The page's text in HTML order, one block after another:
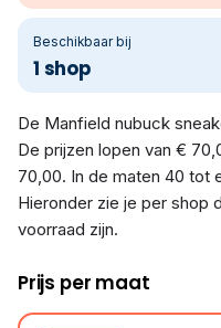
Beschikbaar bij
1 shop
De Manfield nubuck
De prijzen lopen van €
70,00. In de maten 40 tot
Hieronder zie je per shop
voorraad zijn.
Prijs per maat